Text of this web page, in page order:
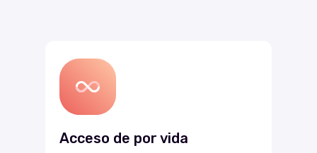
Acceso de por vida